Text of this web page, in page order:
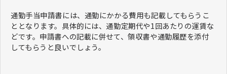
通勤手当申請書には、通勤にかかる費用も記載してもらうこ
ととなります。具体的には、通勤定期代や1回あたりの運賃な
どです。申請書への記載に併せて、領収書や通勤履歴を添付
してもらうと良いでしょう。